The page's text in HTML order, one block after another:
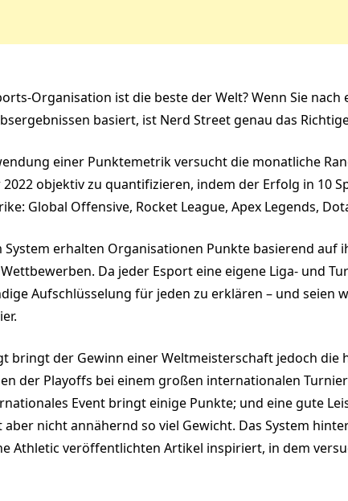
Organisation ist die beste der Welt? Wenn Sie
basiert, ist Nerd Street genau das
einer Punktemetrik versucht die monatliche
objektiv zu quantifizieren, indem der Erfolg in 10
Global Offensive, Rocket League, Apex Legends,
System erhalten Organisationen Punkte basierend
Da jeder Esport eine eigene Liga- und
Aufschlüsselung für jeden zu erklären – und seien
bringt der Gewinn einer Weltmeisterschaft jedoch die
der Playoffs bei einem großen internationalen
Event bringt einige Punkte; und eine gute
aber nicht annähernd so viel Gewicht. Das System
Athletic veröffentlichten Artikel inspiriert, in dem